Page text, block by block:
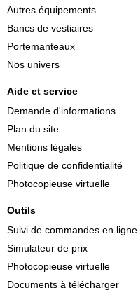
Autres équipements
Bancs de vestiaires
Portemanteaux
Nos univers
Aide et service
Demande d'informations
Plan du site
Mentions légales
Politique de confidentialité
Photocopieuse virtuelle
Outils
Suivi de commandes en ligne
Simulateur de prix
Photocopieuse virtuelle
Documents à télécharger